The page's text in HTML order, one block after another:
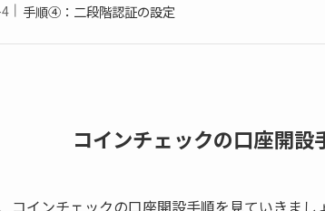
手順④：二段階認証の設定
コインチェックの口座開
コインチェックの口座開設手順を見ていきまし